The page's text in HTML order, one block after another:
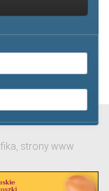
strony www